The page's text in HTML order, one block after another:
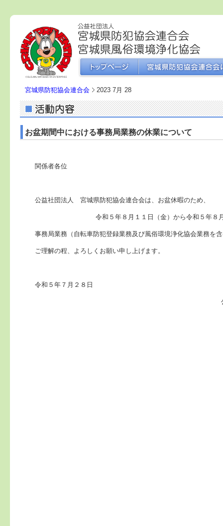
宮城県防犯協会連合会 2023 7月 28
お盆期間中における事務局業務の休業について
関係者各位
公益社団法人 宮城県防犯協会連合会は、お盆休暇のため、
令和５年８月１１日（金）から令和５年８
事務局業務（自転車防犯登録業務及び風俗環境浄化協会業務を
ご理解の程、よろしくお願い申し上げます。
令和５年７月２８日